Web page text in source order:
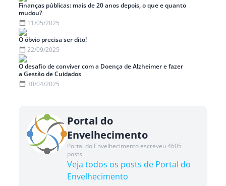
Finanças públicas: mais de 20 anos depois, o que e quanto
mudou?
11/05/2025
O óbvio precisa ser dito!
22/09/2025
O desafio de conviver com a Doença de Alzheimer e fazer
a Gestão de Cuidados
30/04/2025
Portal do
Envelhecimento
Portal do Envelhecimento escreveu 4605
posts
Veja todos os posts de Portal do
Envelhecimento